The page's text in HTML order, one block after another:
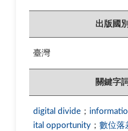
出版國別
臺灣
關鍵字詞
digital divide ；
ital opportunity ； 數位落